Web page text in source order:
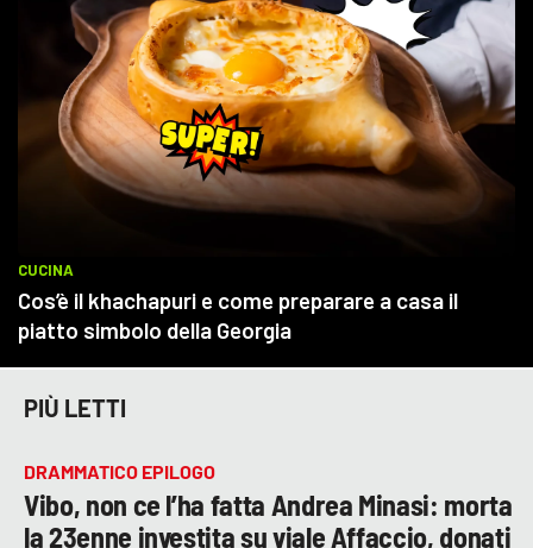
PIÙ LETTI
DRAMMATICO EPILOGO
Vibo, non ce l’ha fatta Andrea Minasi: morta
la 23enne investita su viale Affaccio, donati